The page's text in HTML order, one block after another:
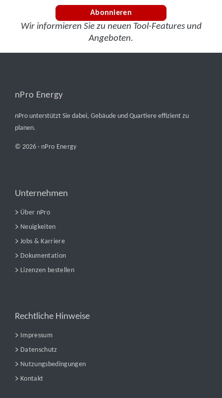
Abonnieren
Wir informieren Sie zu neuen Tool-Features und
Angeboten.
nPro Energy
nPro unterstützt Sie dabei, Gebäude und Quartiere effizient zu
planen.
© 2026 · nPro Energy
Unternehmen
Über nPro
Neuigkeiten
Jobs & Karriere
Dokumentation
Lizenzen bestellen
Rechtliche Hinweise
Impressum
Datenschutz
Nutzungsbedingungen
Kontakt